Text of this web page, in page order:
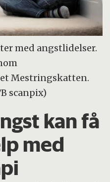
med angstlidelser.
Mestringskatten.
scanpix)
kan få
med